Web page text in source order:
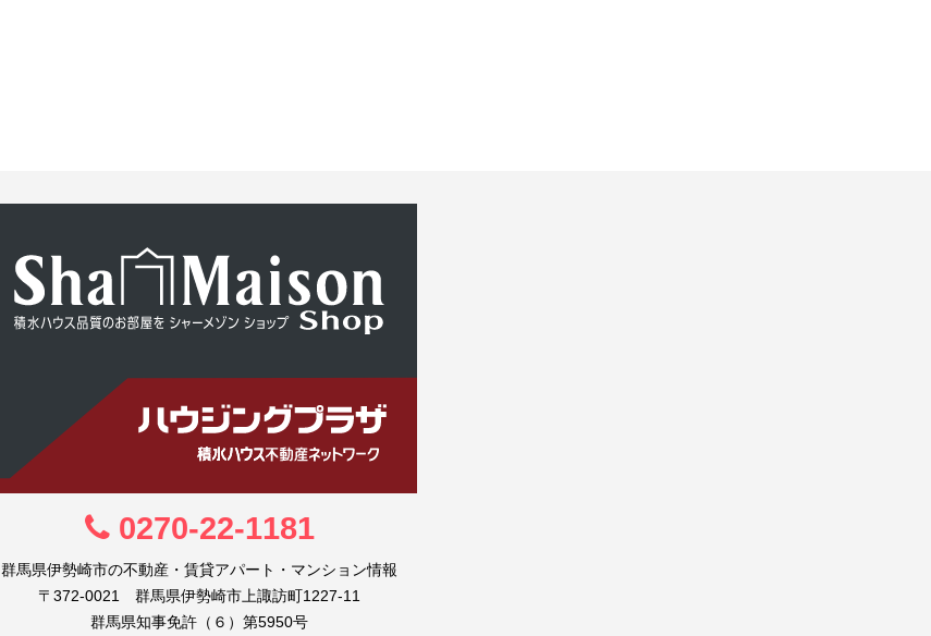
0270-22-1181
群馬県伊勢崎市の不動産・賃貸アパート・マンション情報
〒372-0021 群馬県伊勢崎市上諏訪町1227-11
群馬県知事免許（６）第5950号